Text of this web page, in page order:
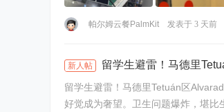
帕尔姆云餐PalmKit 发表于 3 天前
新人帖 留学生避雷！马德里
留学生避雷！马德里Tetuán区
好觉成为奢望。卫生问题爆炸，堪比